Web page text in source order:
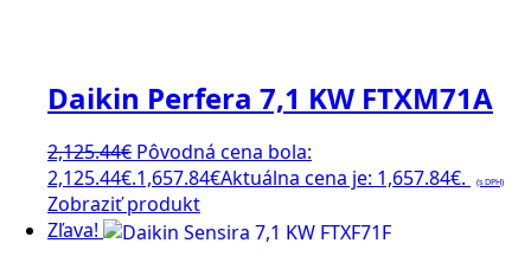
Daikin Perfera 7,1 KW FTXM71A
2,125.44€ Pôvodná cena bola:
2,125.44€.1,657.84€Aktuálna cena je: 1,657.84€. (s DPH)
Zobraziť produkt
Zľava!